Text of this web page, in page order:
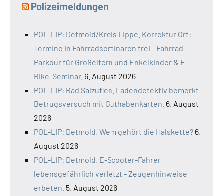
Polizeimeldungen
POL-LIP: Detmold/Kreis Lippe. Korrektur Ort:
Termine in Fahrradseminaren frei - Fahrrad-
Parkour für Großeltern und Enkelkinder & E-
Bike-Seminar. 6. August 2026
POL-LIP: Bad Salzuflen. Ladendetektiv bemerkt
Betrugsversuch mit Guthabenkarten. 6. August
2026
POL-LIP: Detmold. Wem gehört die Halskette? 6.
August 2026
POL-LIP: Detmold. E-Scooter-Fahrer
lebensgefährlich verletzt - Zeugenhinweise
erbeten. 5. August 2026